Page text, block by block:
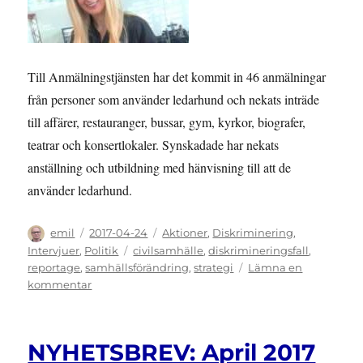
Till Anmälningstjänsten har det kommit in 46 anmälningar
från personer som använder ledarhund och nekats inträde
till affärer, restauranger, bussar, gym, kyrkor, biografer,
teatrar och konsertlokaler. Synskadade har nekats
anställning och utbildning med hänvisning till att de
använder ledarhund.
Författare
emil
Publicerat
den
2017-04-24 Kategorier
Aktioner, Diskriminering,
Intervjuer, Politik Etiketter
civilsamhälle,diskrimineringsfall,
reportage,samhällsförändring,strategi
Lämna en
kommentartill
vill
NYHETSBREV: April 2017